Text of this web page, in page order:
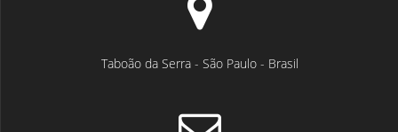
Taboão da Serra - São Paulo - Brasil